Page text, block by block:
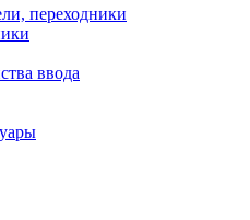
переходники
ввода